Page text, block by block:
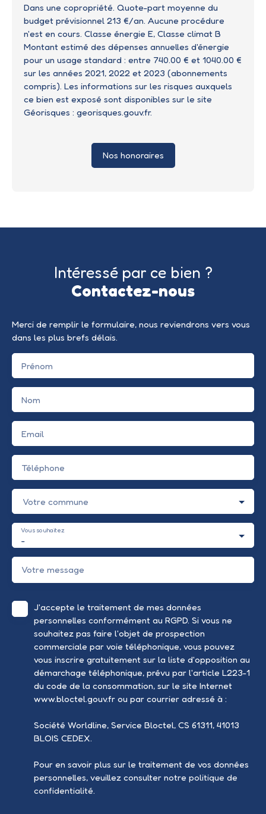
Dans une copropriété. Quote-part moyenne du
budget prévisionnel 213 €/an. Aucune procédure
n'est en cours. Classe énergie E, Classe climat B
Montant estimé des dépenses annuelles d'énergie
pour un usage standard : entre 740.00 € et 1040.00 €
sur les années 2021, 2022 et 2023 (abonnements
compris). Les informations sur les risques auxquels
ce bien est exposé sont disponibles sur le site
Géorisques : georisques.gouv.fr.
Nos honoraires
Intéressé par ce bien ?
Contactez-nous
Merci de remplir le formulaire, nous reviendrons vers vous
dans les plus brefs délais.
Prénom
Nom
Email
Téléphone
Votre commune
-
Vous souhaitez
Votre message
J'accepte le traitement de mes données
personnelles conformément au RGPD. Si vous ne
souhaitez pas faire l'objet de prospection
commerciale par voie téléphonique, vous pouvez
vous inscrire gratuitement sur la liste d'opposition au
démarchage téléphonique, prévu par l'article L223-1
du code de la consommation, sur le site Internet
www.bloctel.gouv.fr ou par courrier adressé à :
Société Worldline, Service Bloctel, CS 61311, 41013
BLOIS CEDEX.
Pour en savoir plus sur le traitement de vos données
personnelles, veuillez consulter notre politique de
confidentialité.